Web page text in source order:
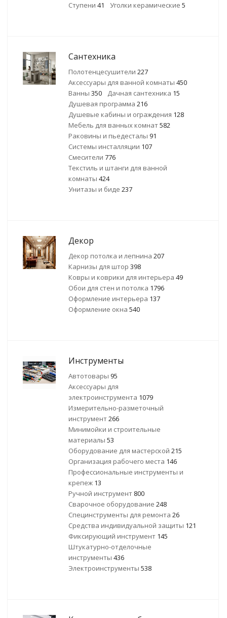
Ступени 41 Уголки керамические 5
Сантехника
Полотенцесушители 227
Аксессуары для ванной комнаты 450
Ванны 350 Дачная сантехника 15
Душевая программа 216
Душевые кабины и ограждения 128
Мебель для ванных комнат582
Раковины и пьедесталы 91
Системы инсталляции 107
Смесители 776
Текстиль и штанги для ванной
комнаты 424
Унитазы и биде 237
Декор
Декор потолка и лепнина 207
Карнизы для штор 398
Ковры и коврики для интерьера 49
Обои для стен и потолка 1796
Оформление интерьера 137
Оформление окна 540
Инструменты
Автотовары 95
Аксессуары для
электроинструмента 1079
Измерительно-разметочный
инструмент266
Минимойки и строительные
материалы 53
Оборудование для мастерской 215
Организация рабочего места 146
Профессиональные инструменты и
крепеж 13
Ручной инструмент 800
Сварочное оборудование 248
Специнструменты для ремонта 26
Средства индивидуальной защиты 121
Фиксирующий инструмент 145
Штукатурно-отделочные
инструменты 436
Электроинструменты 538